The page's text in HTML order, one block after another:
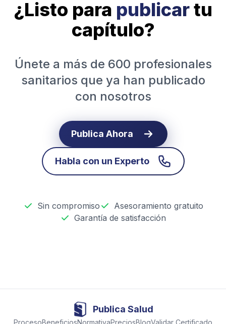
¿Listo para publicartu
capítulo?
Únete a más de 600 profesionales
sanitarios que ya han publicado
con nosotros
Publica Ahora
Habla con un Experto
Sin compromiso
Asesoramiento gratuito
Garantía de satisfacción
Publica Salud
ProcesoBeneficiosNormativaPreciosBlogValidar Certificado